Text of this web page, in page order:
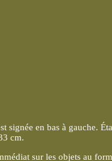
signée en bas à gauche.
cm.
sur les objets au